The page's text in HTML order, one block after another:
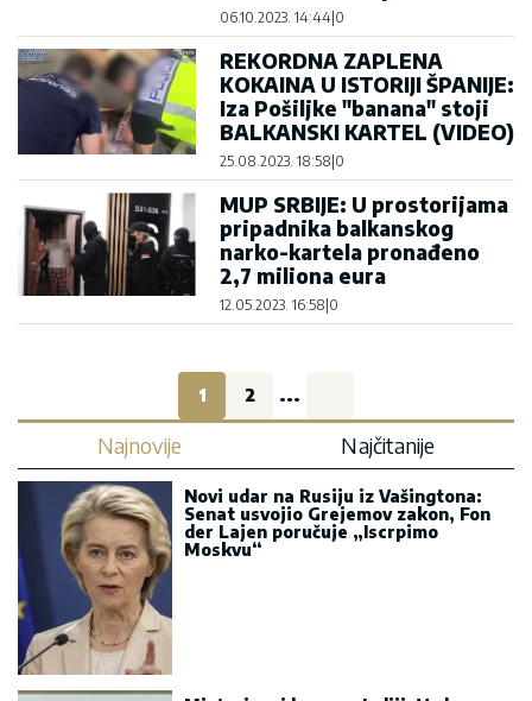
06.10.2023. 14:44 0
REKORDNA ZAPLENA
KOKAINA U ISTORIJI ŠPANIJE:
Iza Pošiljke "banana" stoji
BALKANSKI KARTEL (VIDEO)
25.08.2023. 18:58 0
MUP SRBIJE: U prostorijama
pripadnika balkanskog
narko-kartela pronađeno
2,7 miliona eura
12.05.2023. 16:58 0
1 2 ...
Najnovije Najčitanije
Novi udar na Rusiju iz Vašingtona:
Senat usvojio Grejemov zakon, Fon
der Lajen poručuje „Iscrpimo
Moskvu“